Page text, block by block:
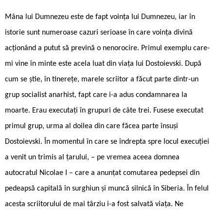
Mâna lui Dumnezeu este de fapt voința lui Dumnezeu, iar în
istorie sunt numeroase cazuri serioase în care voința divină
acționând a putut să prevină o nenorocire. Primul exemplu care-
mi vine în minte este acela luat din viața lui Dostoievski. După
cum se știe, în tinerețe, marele scriitor a făcut parte dintr-un
grup socialist anarhist, fapt care i-a adus condamnarea la
moarte. Erau executați în grupuri de câte trei. Fusese executat
primul grup, urma al doilea din care făcea parte însuși
Dostoievski. În momentul în care se îndrepta spre locul execuției
a venit un trimis al țarului, – pe vremea aceea domnea
autocratul Nicolae I – care a anunțat comutarea pedepsei din
pedeapsă capitală în surghiun și muncă silnică în Siberia. În felul
acesta scriitorului de mai târziu i-a fost salvată viața. Ne